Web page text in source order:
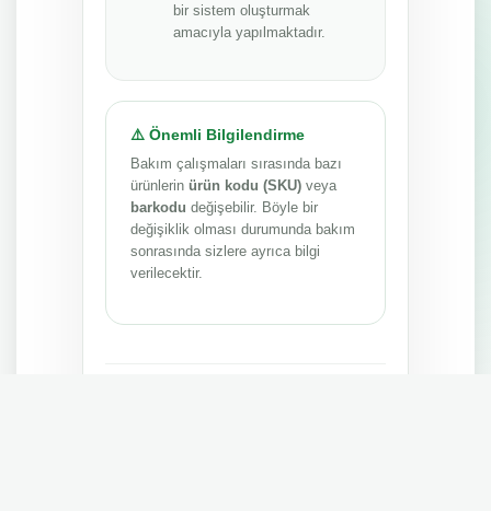
bir sistem oluşturmak
amacıyla yapılmaktadır.
⚠️ Önemli Bilgilendirme
Bakım çalışmaları sırasında bazı
ürünlerin ürün kodu (SKU) veya
barkodu değişebilir. Böyle bir
değişiklik olması durumunda bakım
sonrasında sizlere ayrıca bilgi
verilecektir.